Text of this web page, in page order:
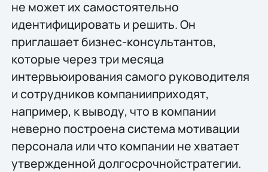
не может их самостоятельно
идентифицировать и решить. Он
приглашает бизнес-консультантов,
которые через три месяца
интервьюирования самого руководителя
и сотрудников компанииприходят,
например, к выводу, что в компании
неверно построена система мотивации
персонала или что компании не хватает
утвержденной долгосрочнойстратегии.